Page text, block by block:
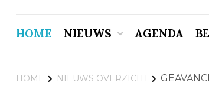
HOME NIEUWS AGENDA
HOME NIEUWS OVERZICHT